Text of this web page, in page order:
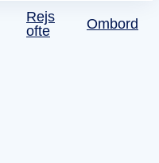
Rejs
ofte
Ombord